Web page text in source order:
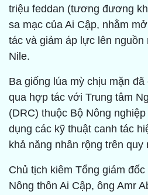
triệu feddan (tương đương
sa mạc của Ai Cập, nhằm
tác và giảm áp lực lên
Nile.
Ba giống lúa mỳ chịu mặn
qua hợp tác với Trung tâm
(DRC) thuộc Bộ Nông
dụng các kỹ thuật canh tác
khả năng nhân rộng trên quy
Chủ tịch kiêm Tổng giám
Nông thôn Ai Cập, ông Amr